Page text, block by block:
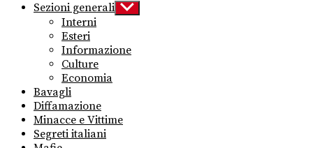
Sezioni generali Show
sub
Interni
Esteri
Informazione
Culture
Economia
Bavagli
Diffamazione
Minacce e Vittime
Segreti italiani